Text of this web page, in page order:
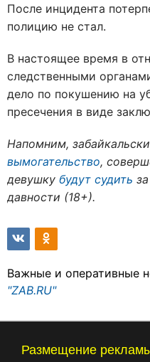
После инцидента
полицию не стал.
В настоящее время в
следственными
дело по покушению на
пресечения в виде
Напомним,
вымогательство,
девушку будут судить
давности (18+).
Важные и оперативные
"ZAB.RU"
Размещение